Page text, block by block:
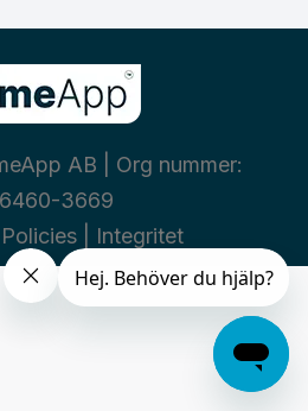
AB | Org nummer:
3669
| Integritet